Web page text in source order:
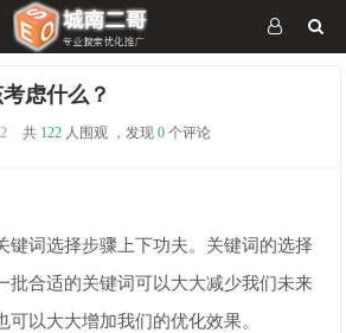
虑什么？
共 122 人围观 ，发现 0 个评论
键词选择步骤上下功夫。关键词的选择
批合适的关键词可以大大减少我们未来
可以大大增加我们的优化效果。